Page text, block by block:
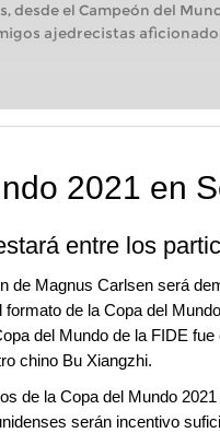
desde el Campeón del
ajedrecistas
2021 en
entre los
de Magnus Carlsen será
de la Copa del
del Mundo de la FIDE
chino Bu Xiangzhi.
de la Copa del Mundo
serán incentivo